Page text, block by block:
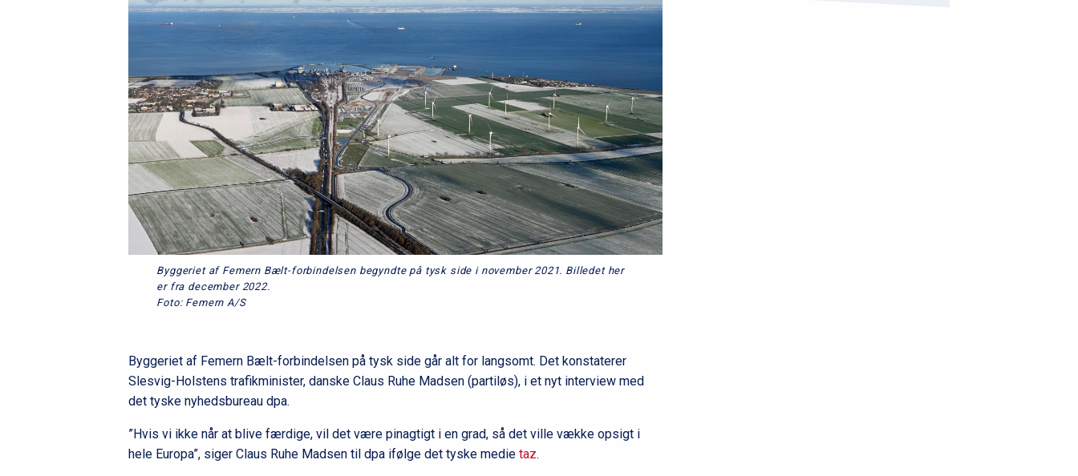
Byggeriet af Femern Bælt-forbindelsen begyndte på tysk side i november 2021. Billedet her
er fra december 2022.
Foto: Femern A/S
Byggeriet af Femern Bælt-forbindelsen på tysk side går alt for langsomt. Det konstaterer
Slesvig-Holstens trafikminister, danske Claus Ruhe Madsen (partiløs), i et nyt interview med
det tyske nyhedsbureau dpa.
”Hvis vi ikke når at blive færdige, vil det være pinagtigt i en grad, så det ville vække opsigt i
hele Europa”, siger Claus Ruhe Madsen til dpa ifølge det tyske medie taz.